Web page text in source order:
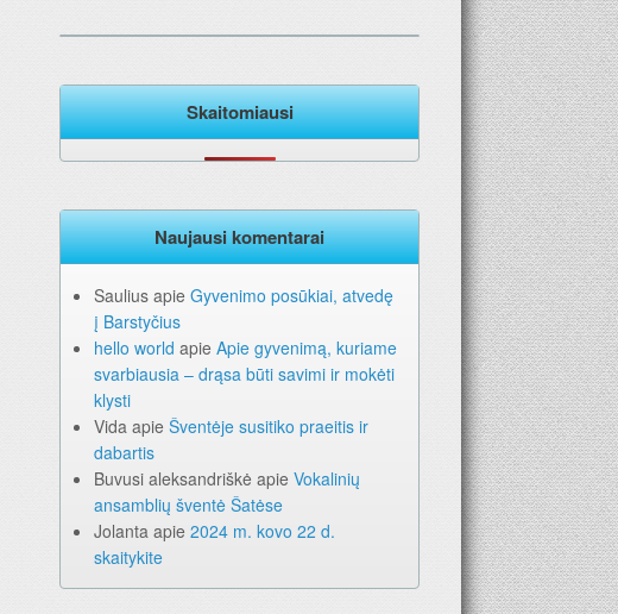
Skaitomiausi
Naujausi komentarai
Saulius apie Gyvenimo posūkiai, atvedę
į Barstyčius
hello world apie Apie gyvenimą, kuriame
svarbiausia – drąsa būti savimi ir mokėti
klysti
Vida apie Šventėje susitiko praeitis ir
dabartis
Buvusi aleksandriškė apie Vokalinių
ansamblių šventė Šatėse
Jolanta apie 2024 m. kovo 22 d.
skaitykite